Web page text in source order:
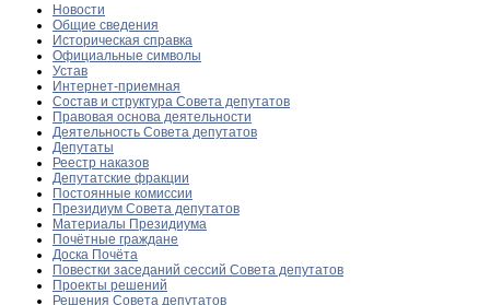
Новости
Общие сведения
Историческая справка
Официальные символы
Устав
Интернет-приемная
Состав и структура Совета депутатов
Правовая основа деятельности
Деятельность Совета депутатов
Депутаты
Реестр наказов
Депутатские фракции
Постоянные комиссии
Президиум Совета депутатов
Материалы Президиума
Почётные граждане
Доска Почёта
Повестки заседаний сессий Совета депутатов
Проекты решений
Решения Совета депутатов